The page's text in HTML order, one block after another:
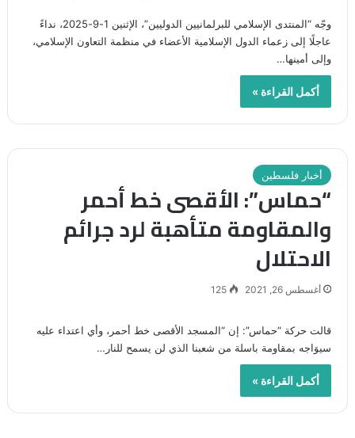
وجّه “المنتدى الإسلامي للبرلمانيين الدوليين”، الإثنين 1-9-2025، نداءً
عاجلًا إلى زعماء الدول الإسلامية الأعضاء في منظمة التعاون الإسلامي،
وإلى أمينها…
أكمل القراءة »
أخبار فلسطين
“حماس”: الأقصى خط أحمر
والمقاومة متأهبة لرد جرائم
الاحتلال
أغسطس 26, 2021 125
قالت حركة “حماس”: إن “المسجد الأقصى خط أحمر، وأي اعتداء عليه
سيوَاجه بمقاومة باسلة من شعبنا الذي لن يسمح للنار…
أكمل القراءة »